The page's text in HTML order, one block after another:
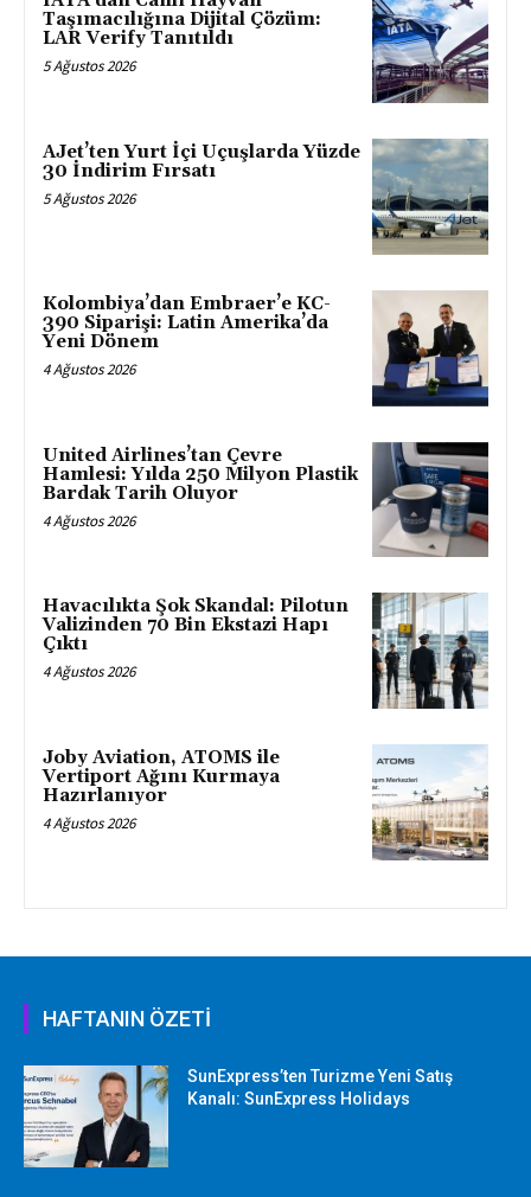
Taşımacılığına Dijital Çözüm:
LAR Verify Tanıtıldı
5 Ağustos 2026
AJet’ten Yurt İçi Uçuşlarda Yüzde
30 İndirim Fırsatı
5 Ağustos 2026
Kolombiya’dan Embraer’e KC-
390 Siparişi: Latin Amerika’da
Yeni Dönem
4 Ağustos 2026
United Airlines’tan Çevre
Hamlesi: Yılda 250 Milyon Plastik
Bardak Tarih Oluyor
4 Ağustos 2026
Havacılıkta Şok Skandal: Pilotun
Valizinden 70 Bin Ekstazi Hapı
Çıktı
4 Ağustos 2026
Joby Aviation, ATOMS ile
Vertiport Ağını Kurmaya
Hazırlanıyor
4 Ağustos 2026
HAFTANIN ÖZETİ
SunExpress’ten Turizme Yeni Satış
Kanalı: SunExpress Holidays